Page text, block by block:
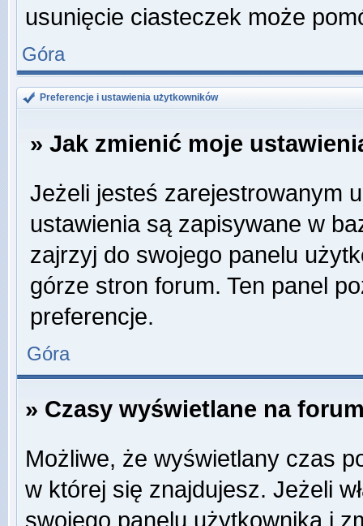
usunięcie ciasteczek może
Góra
Preferencje i ustawienia użytkowników
» Jak zmienić moje
Jeżeli jesteś zarejestrowanym
ustawienia są zapisywane w
zajrzyj do swojego panelu
górze stron forum. Ten panel
preferencje.
Góra
» Czasy wyświetlane na
Możliwe, że wyświetlany czas
w której się znajdujesz. Jeżeli
swojego panelu użytkownika i